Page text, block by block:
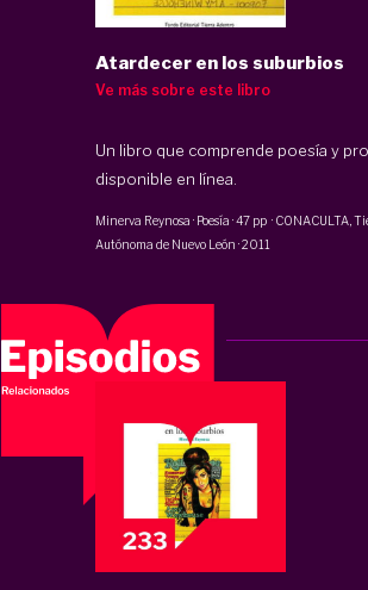
Atardecer en los suburbios
Ve más sobre este libro
Un libro que comprende poesía y
disponible en línea
Minerva Reynosa · Poesía ·47 pp · CONACULTA,
Autónoma de Nuevo León ·2011